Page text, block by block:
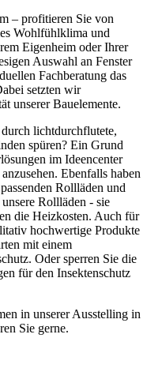
– profitieren Sie von
Wohlfühlklima und
Eigenheim oder Ihrer
Auswahl an Fenster
Fachberatung das
setzten wir
unserer Bauelemente.
lichtdurchflutete,
spüren? Ein Grund
im Ideencenter
Ebenfalls haben
Rollläden und
Rollläden - sie
die Heizkosten. Auch für
hochwertige Produkte
mit einem
Oder sperren Sie die
für den Insektenschutz
in unserer Ausstelling in
Sie gerne.